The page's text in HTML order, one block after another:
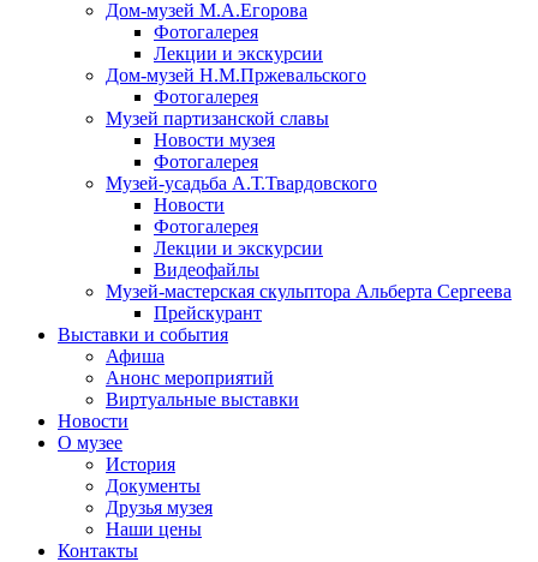
Дом-музей М.А.Егорова
Фотогалерея
Лекции и экскурсии
Дом-музей Н.М.Пржевальского
Фотогалерея
Музей партизанской славы
Новости музея
Фотогалерея
Музей-усадьба А.Т.Твардовского
Новости
Фотогалерея
Лекции и экскурсии
Видеофайлы
Музей-мастерская скульптора Альберта Сергеева
Прейскурант
Выставки и события
Афиша
Анонс мероприятий
Виртуальные выставки
Новости
О музее
История
Документы
Друзья музея
Наши цены
Контакты